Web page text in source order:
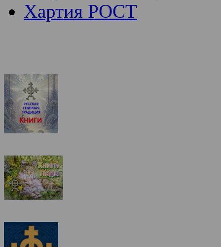
Хартия РОСТ